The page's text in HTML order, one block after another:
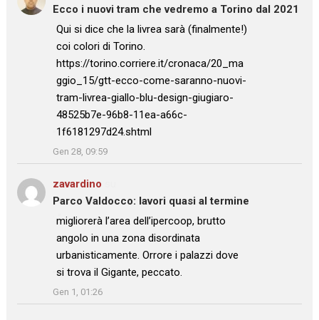
Ecco i nuovi tram che vedremo a Torino dal 2021
: “
Qui si dice che la livrea sarà (finalmente!)
coi colori di Torino.
https://torino.corriere.it/cronaca/20_ma
ggio_15/gtt-ecco-come-saranno-nuovi-
tram-livrea-giallo-blu-design-giugiaro-
48525b7e-96b8-11ea-a66c-
1f6181297d24.shtml
Gen 28, 09:59
zavardino
Parco Valdocco: lavori quasi al termine
: “
migliorerà l’area dell’ipercoop, brutto
angolo in una zona disordinata
urbanisticamente. Orrore i palazzi dove
si trova il Gigante, peccato.
”
Gen 1, 01:26